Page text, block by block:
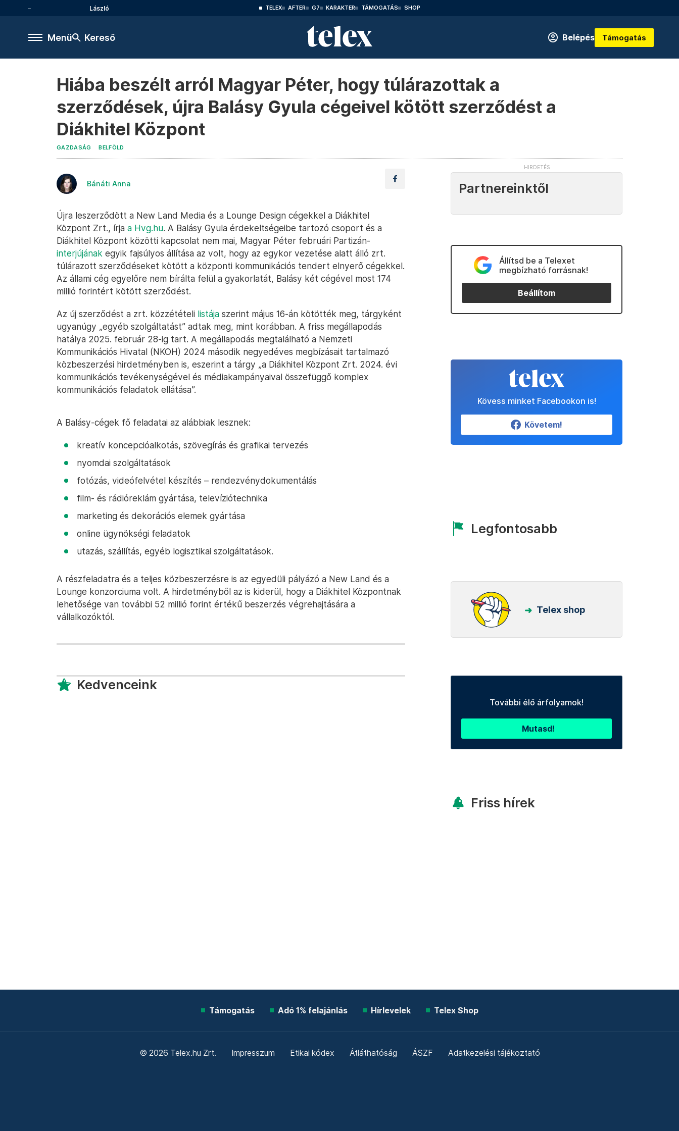
László TELEX AFTER G7 KARAKTER TÁMOGATÁS SHOP
Menü Kereső Belépés Támogatás
Hiába beszélt arról Magyar Péter, hogy túlárazottak a
szerződések, újra Balásy Gyula cégeivel kötött szerződést a
Diákhitel Központ
GAZDASÁG BELFÖLD
Bánáti Anna
Újra leszerződött a New Land Media és a Lounge Design cégekkel a Diákhitel
Központ Zrt., írja a Hvg.hu. A Balásy Gyula érdekeltségeibe tartozó csoport és a
Diákhitel Központ közötti kapcsolat nem mai, Magyar Péter februári Partizán-
interjújának egyik fajsúlyos állítása az volt, hogy az egykor vezetése alatt álló zrt.
túlárazott szerződéseket kötött a központi kommunikációs tendert elnyerő cégekkel.
Az állami cég egyelőre nem bírálta felül a gyakorlatát, Balásy két cégével most 174
millió forintért kötött szerződést.
Az új szerződést a zrt. közzétételi listája szerint május 16-án kötötték meg, tárgyként
ugyanúgy „egyéb szolgáltatást” adtak meg, mint korábban. A friss megállapodás
hatálya 2025. február 28-ig tart. A megállapodás megtalálható a Nemzeti
Kommunikációs Hivatal (NKOH) 2024 második negyedéves megbízásait tartalmazó
közbeszerzési hirdetményben is, eszerint a tárgy „a Diákhitel Központ Zrt. 2024. évi
kommunikációs tevékenységével és médiakampányaival összefüggő komplex
kommunikációs feladatok ellátása”.
A Balásy-cégek fő feladatai az alábbiak lesznek:
kreatív koncepcióalkotás, szövegírás és grafikai tervezés
nyomdai szolgáltatások
fotózás, videófelvétel készítés – rendezvénydokumentálás
film- és rádióreklám gyártása, televíziótechnika
marketing és dekorációs elemek gyártása
online ügynökségi feladatok
utazás, szállítás, egyéb logisztikai szolgáltatások.
A részfeladatra és a teljes közbeszerzésre is az egyedüli pályázó a New Land és a
Lounge konzorciuma volt. A hirdetményből az is kiderül, hogy a Diákhitel Központnak
lehetősége van további 52 millió forint értékű beszerzés végrehajtására a
vállalkozóktól.
Kedvenceink
Partnereinktől
Állítsd be a Telexet
megbízható forrásnak!
Beállítom
Kövess minket Facebookon is!
Követem!
Legfontosabb
Telex shop
További élő árfolyamok!
Mutasd!
Friss hírek
Támogatás Adó 1% felajánlás Hírlevelek Telex Shop
© 2026 Telex.hu Zrt. Impresszum Etikai kódex Átláthatóság ÁSZF Adatkezelési tájékoztató